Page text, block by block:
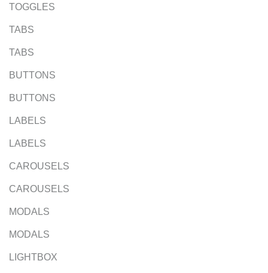
TOGGLES
TABS
TABS
BUTTONS
BUTTONS
LABELS
LABELS
CAROUSELS
CAROUSELS
MODALS
MODALS
LIGHTBOX